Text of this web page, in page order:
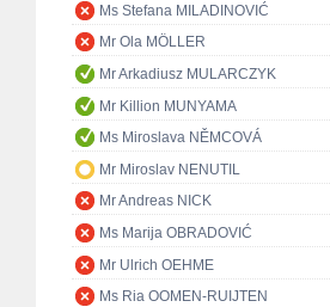
Ms Stefana MILADINOVIĆ
Mr Ola MÖLLER
Mr Arkadiusz MULARCZYK
Mr Killion MUNYAMA
Ms Miroslava NĚMCOVÁ
Mr Miroslav NENUTIL
Mr Andreas NICK
Ms Marija OBRADOVIĆ
Mr Ulrich OEHME
Ms Ria OOMEN-RUIJTEN